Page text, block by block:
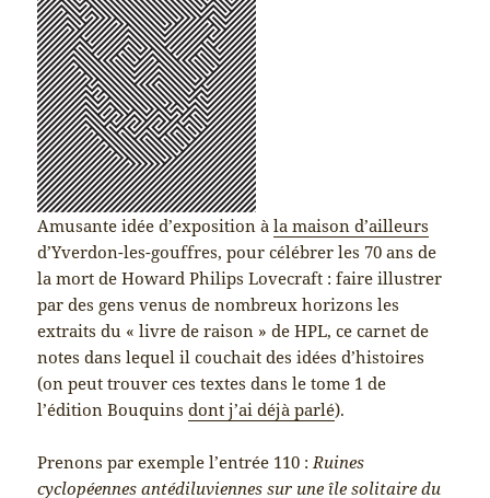
Amusante idée d’exposition àla maison d’ailleurs
d’Yverdon-les-gouffres, pour célébrer les 70 ans de
la mort de Howard Philips Lovecraft : faire illustrer
par des gens venus de nombreux horizons les
extraits du « livre de raison » de HPL, ce carnet de
notes dans lequel il couchait des idées d’histoires
(on peut trouver ces textes dans le tome 1 de
l’édition Bouquinsdont j’ai déjà parlé).
Prenons par exemple l’entrée 110 : Ruines
cyclopéennes antédiluviennes sur une île solitaire du